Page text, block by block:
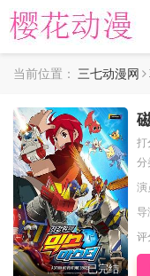
当前位置： 三七动漫网
已完结
打
分
演
导
评